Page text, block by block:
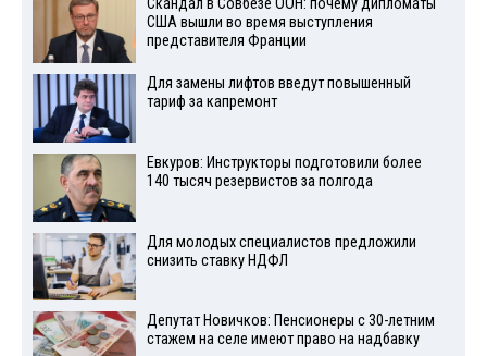
Скандал в Совбезе ООН: почему дипломаты
США вышли во время выступления
представителя Франции
Для замены лифтов введут повышенный
тариф за капремонт
Евкуров: Инструкторы подготовили более
140 тысяч резервистов за полгода
Для молодых специалистов предложили
снизить ставку НДФЛ
Депутат Новичков: Пенсионеры с 30-летним
стажем на селе имеют право на надбавку